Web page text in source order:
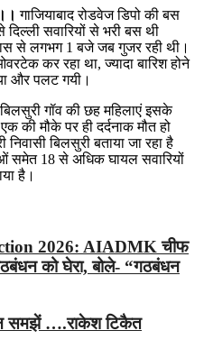
गाजियाबाद रोडवेज डिपो की बस
सवारियों से भरी बस थी
से लगभग 1 बजे जब गुजर रही थी।
कर रहा था, ज्यादा बारिश होने
और पलट गयी।
गॉव की छह महिलाएं इसके
मौके पर ही दर्दनाक मौत हो
निवासी बिलसुरी बताया जा रहा है
समेत 18 से अधिक घायल सवारियों
है।
2026: AIADMK चीफ
को घेरा, बोले- “गठबंधन
न समझें ….राकेश टिकैत